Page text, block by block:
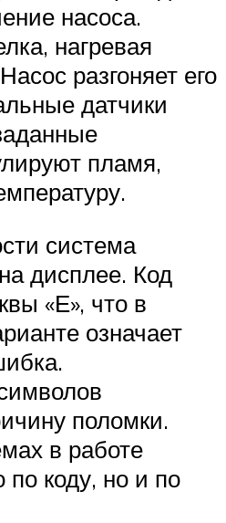
насоса.
нагревая
разгоняет его
датчики
пламя,
система
дисплее. Код
«Е», что в
означает
поломки.
в работе
по коду, но и по